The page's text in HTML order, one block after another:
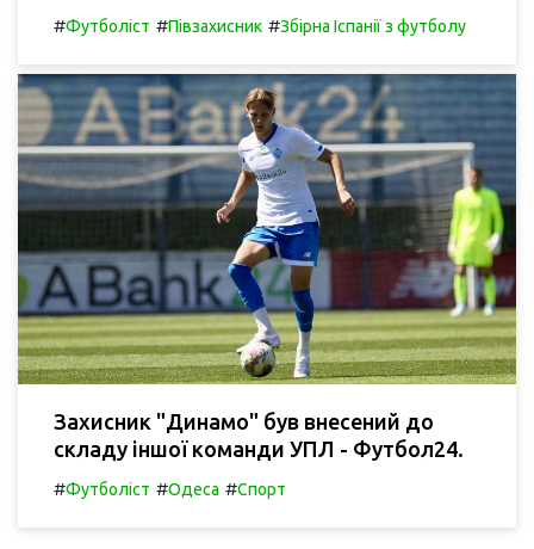
#Футболіст #Півзахисник #Збірна Іспанії з футболу
Захисник "Динамо" був внесений до
складу іншої команди УПЛ - Футбол24.
#Футболіст #Одеса #Спорт